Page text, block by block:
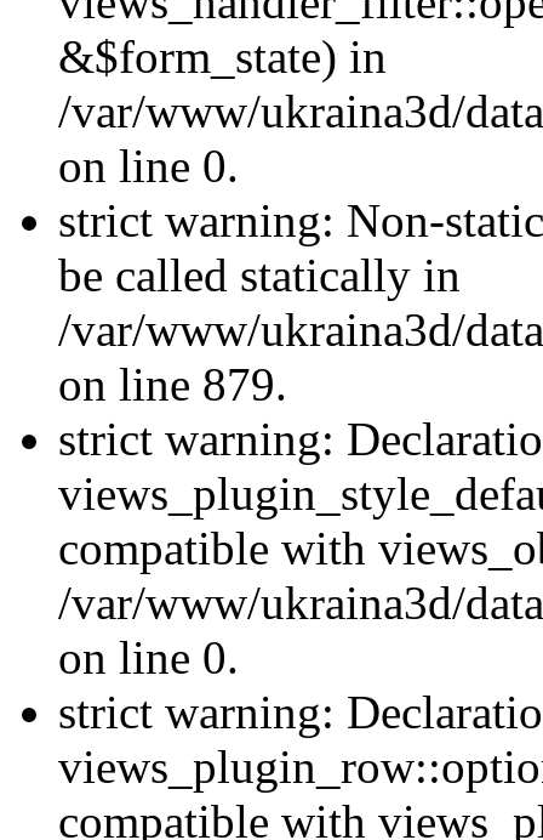
&$form_state) in
/var/www/ukraina3d/
on line 0.
strict warning: Non-
be called statically in
/var/www/ukraina3d/
on line 879.
strict warning:
compatible with
/var/www/ukraina3d/
on line 0.
strict warning:
compatible with